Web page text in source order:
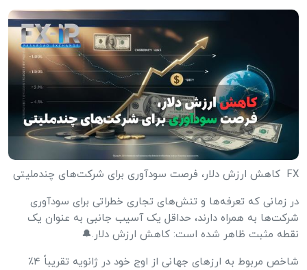
FX کاهش ارزش دلار، فرصت سودآوری برای شرکت‌های چندملیتی
در زمانی که تعرفه‌ها و تنش‌های تجاری خطراتی برای سودآوری
شرکت‌ها به همراه دارند، حداقل یک آسیب جانبی به عنوان یک
نقطه مثبت ظاهر شده است: کاهش ارزش دلار.🔔
شاخص مربوط به ارزهای جهانی از اوج خود در ژانویه تقریباً ۴٪